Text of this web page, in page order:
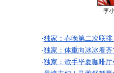
李
·独家：春晚第二次联
·独家：体重向冰冰看
·独家：歌手毕夏咖啡